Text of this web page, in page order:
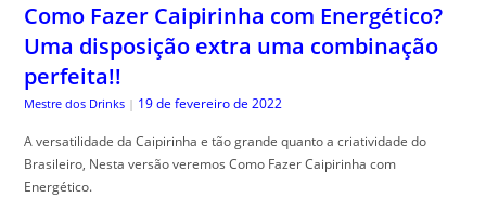
Como Fazer Caipirinha com Energético?
Uma disposição extra uma combinação
perfeita!!
Mestre dos Drinks | 19 de fevereiro de 2022
A versatilidade da Caipirinha e tão grande quanto a criatividade do
Brasileiro, Nesta versão veremos Como Fazer Caipirinha com
Energético.